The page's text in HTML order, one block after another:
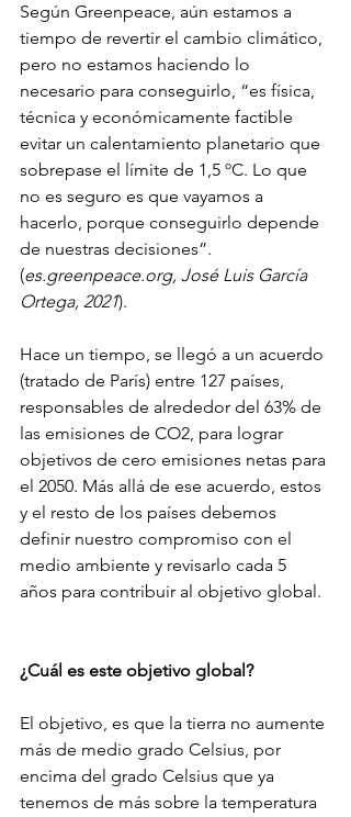
Según Greenpeace, aún estamos a
tiempo de revertir el cambio climático,
pero no estamos haciendo lo
necesario para conseguirlo, “es física,
técnica y económicamente factible
evitar un calentamiento planetario que
sobrepase el límite de 1,5 ºC. Lo que
no es seguro es que vayamos a
hacerlo, porque conseguirlo depende
de nuestras decisiones”.
(es.greenpeace.org, José Luis García
Ortega, 2021).
Hace un tiempo, se llegó a un acuerdo
(tratado de París) entre 127 países,
responsables de alrededor del 63% de
las emisiones de CO2, para lograr
objetivos de cero emisiones netas para
el 2050. Más allá de ese acuerdo, estos
y el resto de los países debemos
definir nuestro compromiso con el
medio ambiente y revisarlo cada 5
años para contribuir al objetivo global.
¿Cuál es este objetivo global?
El objetivo, es que la tierra no aumente
más de medio grado Celsius, por
encima del grado Celsius que ya
tenemos de más sobre la temperatura